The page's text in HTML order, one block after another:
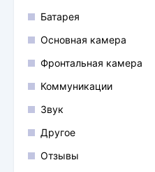
Батарея
Основная камера
Фронтальная камера
Коммуникации
Звук
Другое
Отзывы